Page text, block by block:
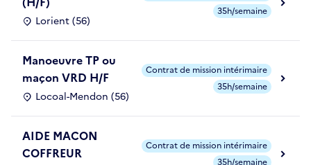
Lorient (56)
35h/semaine
Manoeuvre TP ou
maçon VRD H/F
Locoal-Mendon (56)
Contrat de mission intérimaire
35h/semaine
AIDE MACON
COFFREUR
Contrat de mission intérimaire
35h/semaine